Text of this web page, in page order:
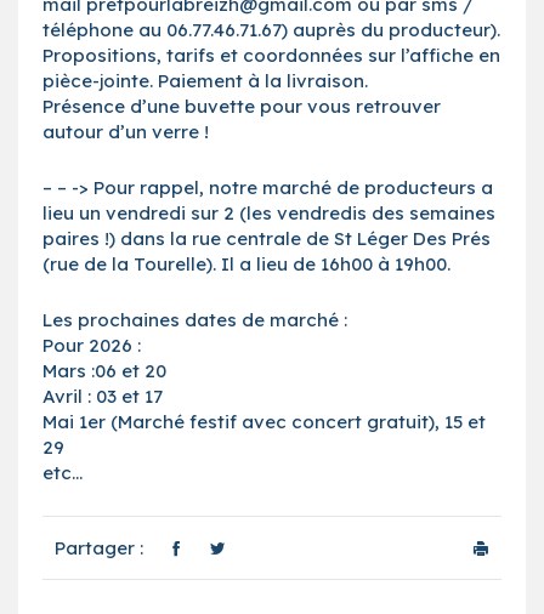
téléphone au 06.77.46.71.67) auprès du producteur).
Propositions, tarifs et coordonnées sur l’affiche en
pièce-jointe. Paiement à la livraison.
Présence d’une buvette pour vous retrouver
autour d’un verre !
– – -> Pour rappel, notre marché de producteurs a
lieu un vendredi sur 2 (les vendredis des semaines
paires !) dans la rue centrale de St Léger Des Prés
(rue de la Tourelle). Il a lieu de 16h00 à 19h00.
Les prochaines dates de marché :
Pour 2026 :
Mars :06 et 20
Avril : 03 et 17
Mai 1er (Marché festif avec concert gratuit), 15 et
29
etc…
Partager :